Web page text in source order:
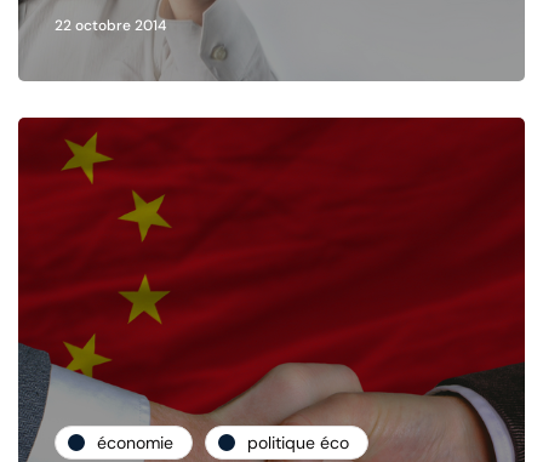
22 octobre 2014
économie politique éco